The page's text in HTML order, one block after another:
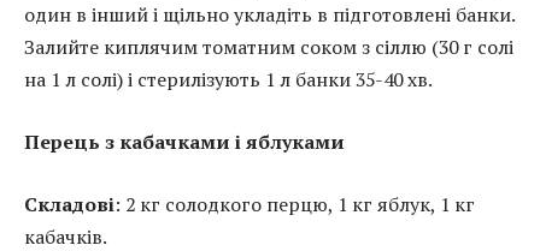
один в інший і щільно укладіть в підготовлені банки.
Залийте киплячим томатним соком з сіллю (30 г солі
на 1 л солі) і стерилізують 1 л банки 35-40 хв.
Перець з кабачками і яблуками
Складові: 2 кг солодкого перцю, 1 кг яблук, 1 кг
кабачків.